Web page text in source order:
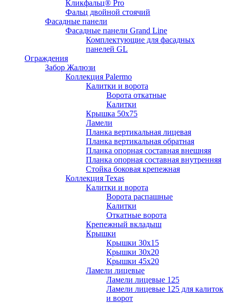
Кликфальц® Pro
Фальц двoйной стоячий
Фасадные панели
Фасадные панели Grand Line
Комплектующие для фасадных
панелей GL
Ограждения
Забор Жалюзи
Коллекция Palermo
Калитки и ворота
Ворота откатные
Калитки
Крышка 50х75
Ламели
Планка вертикальная лицевая
Планка вертикальная обратная
Планка опорная составная внешняя
Планка опорная составная внутренняя
Стойка боковая крепежная
Коллекция Texas
Калитки и ворота
Ворота распашные
Калитки
Откатные ворота
Крепежный вкладыш
Крышки
Крышки 30х15
Крышки 30х20
Крышки 45х20
Ламели лицевые
Ламели лицевые 125
Ламели лицевые 125 для калиток
и ворот